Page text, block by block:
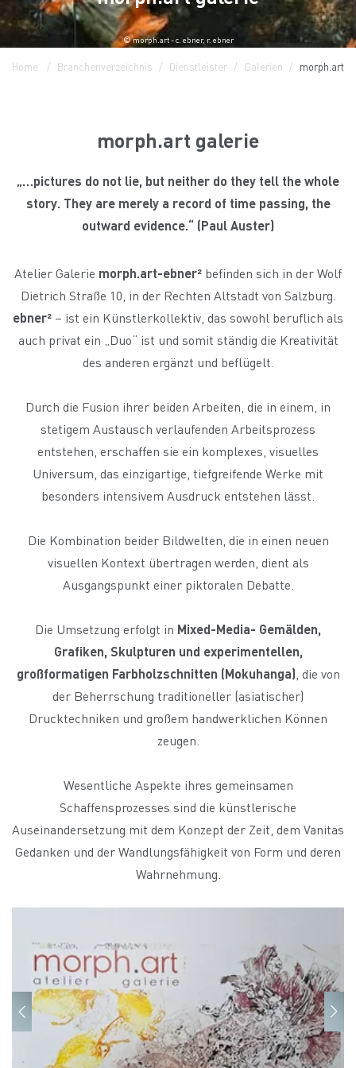
© morph.art - c. ebner, r. ebner
Home Branchenverzeichnis Dienstleister Galerien morph.art
morph.art galerie
„…pictures do not lie, but neither do they tell the whole
story. They are merely a record of time passing, the
outward evidence.“ (Paul Auster)
Atelier Galerie morph.art-ebner² befinden sich in der Wolf
Dietrich Straße 10, in der Rechten Altstadt von Salzburg.
ebner² – ist ein Künstlerkollektiv, das sowohl beruflich als
auch privat ein „Duo“ ist und somit ständig die Kreativität
des anderen ergänzt und beflügelt.
Durch die Fusion ihrer beiden Arbeiten, die in einem, in
stetigem Austausch verlaufenden Arbeitsprozess
entstehen, erschaffen sie ein komplexes, visuelles
Universum, das einzigartige, tiefgreifende Werke mit
besonders intensivem Ausdruck entstehen lässt.
Die Kombination beider Bildwelten, die in einen neuen
visuellen Kontext übertragen werden, dient als
Ausgangspunkt einer piktoralen Debatte.
Die Umsetzung erfolgt in Mixed-Media- Gemälden,
Grafiken, Skulpturen und experimentellen,
großformatigen Farbholzschnitten (Mokuhanga) , die von
der Beherrschung traditioneller (asiatischer)
Drucktechniken und großem handwerklichen Können
zeugen.
Wesentliche Aspekte ihres gemeinsamen
Schaffensprozesses sind die künstlerische
Auseinandersetzung mit dem Konzept der Zeit, dem Vanitas
Gedanken und der Wandlungsfähigkeit von Form und deren
Wahrnehmung.